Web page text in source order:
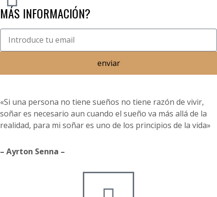
MÁS INFORMACIÓN?
enviar
«Si una persona no tiene sueños no tiene razón de vivir,
soñar es necesario aun cuando el sueño va más allá de la
realidad, para mi soñar es uno de los principios de la vida»
– Ayrton Senna –